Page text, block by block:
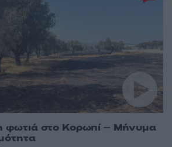
φωτιά στο Κορωπί – Μήνυμα